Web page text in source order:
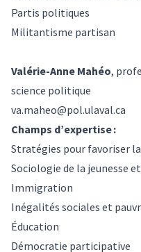
Partis politiques
Militantisme partisan
Valérie-Anne Mahéo,
science politique
va.maheo@pol.ulaval.ca
Champs d’expertise :
Stratégies pour favoriser
Sociologie de la jeunesse
Immigration
Inégalités sociales et
Éducation
Démocratie participative